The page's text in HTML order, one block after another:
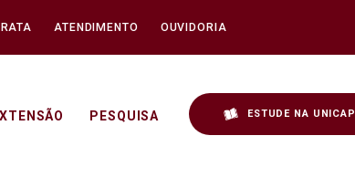
ATENDIMENTO OUVIDORIA
PESQUISA ESTUDE NA UNICAP